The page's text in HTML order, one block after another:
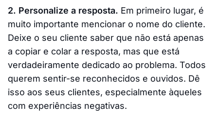
2. Personalize a resposta. Em primeiro lugar, é
muito importante mencionar o nome do cliente.
Deixe o seu cliente saber que não está apenas
a copiar e colar a resposta, mas que está
verdadeiramente dedicado ao problema. Todos
querem sentir-se reconhecidos e ouvidos. Dê
isso aos seus clientes, especialmente àqueles
com experiências negativas.